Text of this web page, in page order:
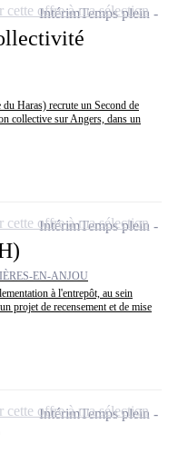
Haras) recrute un Second de
collective sur Angers, dans un
IntérimTemps plein
cette offre à ma sélection
EN-ANJOU
à l'entrepôt, au sein
projet de recensement et de mise
IntérimTemps plein
cette offre à ma sélection
IntérimTemps plein
cette offre à ma sélection